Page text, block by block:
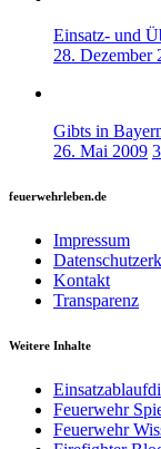
Einsatz- und
28. Dezember
Gibts in
26. Mai 2009 3
feuerwehrleben.de
Impressum
Kontakt
Transparenz
Weitere Inhalte
Feuerwehr
Feuerwehr